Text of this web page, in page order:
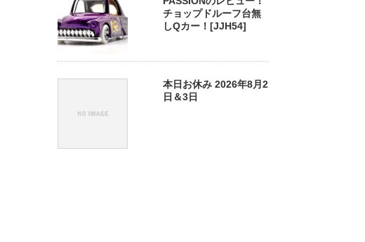
チョップドルーフ台無
しQカー！[JJH54]
本日お休み 2026年8月2
日＆3日